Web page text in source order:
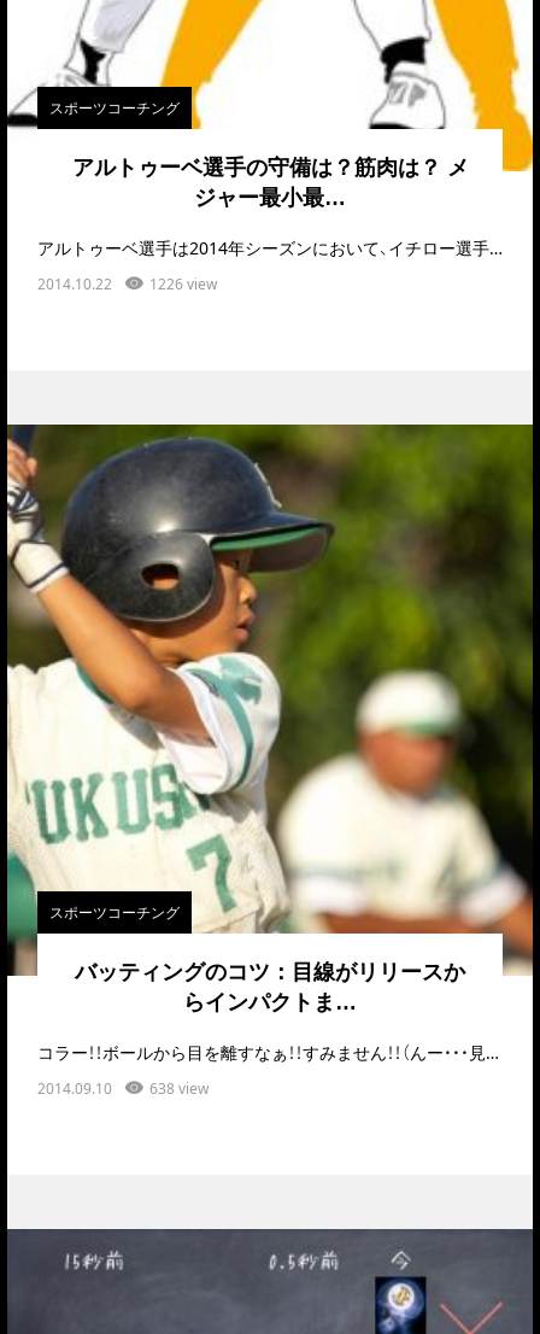
スポーツコーチング
アルトゥーベ選手の守備は？筋肉は？ メ
ジャー最小最…
アルトゥーベ選手は2014年シーズンにおいて、イチロー選手以来の首位打者、最多安打、盗塁王の３冠…
2014.10.22 1226 view
スポーツコーチング
バッティングのコツ：目線がリリースか
らインパクトま…
コラー！！ボールから目を離すなぁ！！すみません！！（んー・・・見…
2014.09.10 638 view